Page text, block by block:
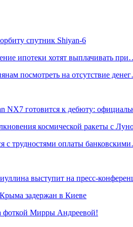
спутник Shiyan-6
ипотеки хотят выплачивать
посмотреть на отсутствие
NX7 готовится к дебюту:
космической ракеты с
с трудностями оплаты
выступит на пресс-
задержан в Киеве
фоткой Мирры Андреевой!